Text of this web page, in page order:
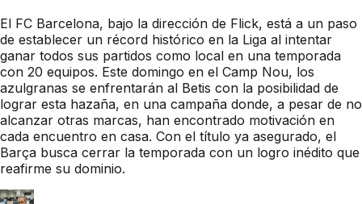
El FC Barcelona, bajo la dirección de Flick, está a un paso
de establecer un récord histórico en la Liga al intentar
ganar todos sus partidos como local en una temporada
con 20 equipos. Este domingo en el Camp Nou, los
azulgranas se enfrentarán al Betis con la posibilidad de
lograr esta hazaña, en una campaña donde, a pesar de no
alcanzar otras marcas, han encontrado motivación en
cada encuentro en casa. Con el título ya asegurado, el
Barça busca cerrar la temporada con un logro inédito que
reafirme su dominio.